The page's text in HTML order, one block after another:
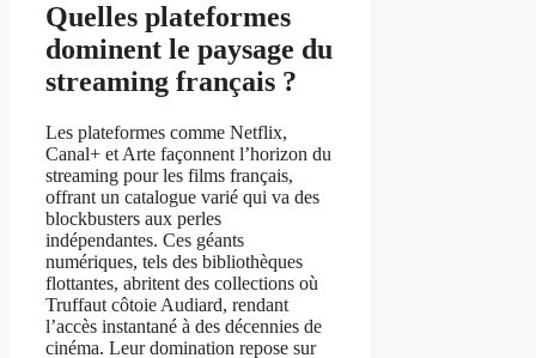
Quelles plateformes
dominent le paysage du
streaming français ?
Les plateformes comme Netflix,
Canal+ et Arte façonnent l’horizon du
streaming pour les films français,
offrant un catalogue varié qui va des
blockbusters aux perles
indépendantes. Ces géants
numériques, tels des bibliothèques
flottantes, abritent des collections où
Truffaut côtoie Audiard, rendant
l’accès instantané à des décennies de
cinéma. Leur domination repose sur